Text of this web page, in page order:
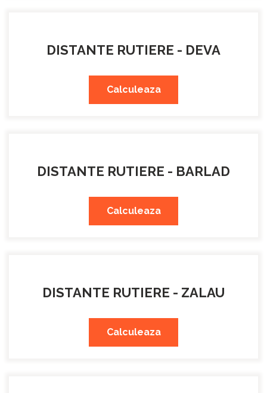
DISTANTE RUTIERE - DEVA
Calculeaza
DISTANTE RUTIERE - BARLAD
Calculeaza
DISTANTE RUTIERE - ZALAU
Calculeaza